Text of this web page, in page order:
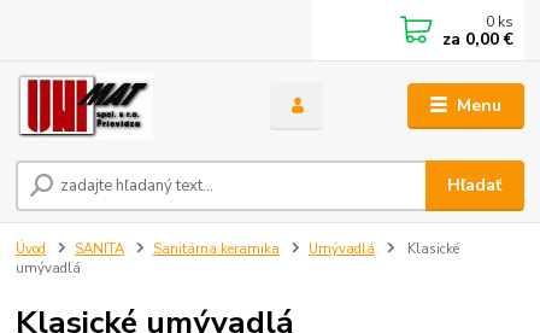
Menu
Hľadať
0 ks
za 0,00 €
Úvod SANITA Sanitárna keramika Umývadlá
Klasické
umývadlá
Klasické umývadlá